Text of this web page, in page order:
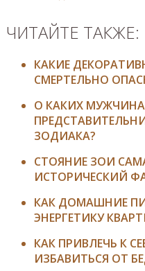
ЧИТАЙТЕ ТАКЖЕ:
КАКИЕ
СМЕРТЕЛЬНО
О КАКИХ
ЗОДИАКА?
СТОЯНИЕ ЗОИ
ИСТОРИЧЕСКИЙ
КАК ДОМАШНИЕ
ЭНЕРГЕТИКУ
КАК ПРИВЛЕЧЬ К
ИЗБАВИТЬСЯ ОТ